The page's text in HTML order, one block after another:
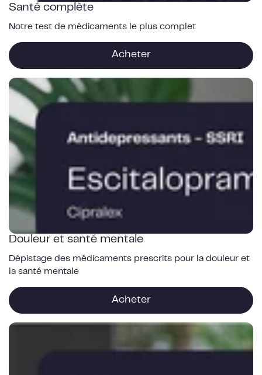
Santé complète
Notre test de médicaments le plus complet
Acheter
Douleur et santé mentale
Dépistage des médicaments prescrits pour la douleur et
la santé mentale
Acheter
Douleur
santé
mentale
Santé